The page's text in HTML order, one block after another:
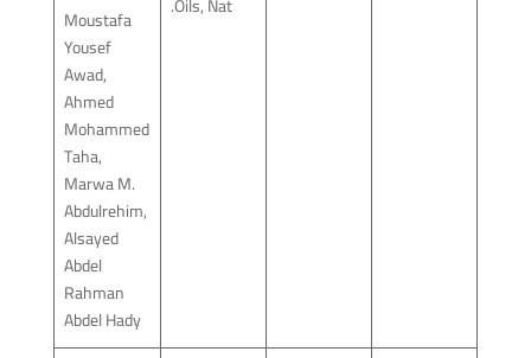
Moustafa
Yousef
Awad,
Ahmed
Mohammed
Taha,
Marwa M.
Abdulrehim,
Alsayed
Abdel
Rahman
Abdel Hady